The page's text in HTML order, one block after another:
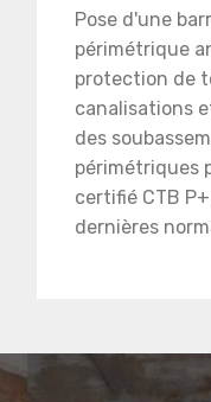
Pose d'une
périmétrique
protection de
canalisations
des
périmétriques
certifié CTB
dernières